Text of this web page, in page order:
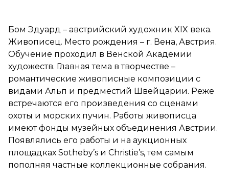
Бом Эдуард – австрийский художник XIX века.
Живописец. Место рождения – г. Вена, Австрия.
Обучение проходил в Венской Академии
художеств. Главная тема в творчестве –
романтические живописные композиции с
видами Альп и предместий Швейцарии. Реже
встречаются его произведения со сценами
охоты и морских пучин. Работы живописца
имеют фонды музейных объединения Австрии.
Появлялись его работы и на аукционных
площадках Sotheby’s и Сhristie’s, тем самым
пополняя частные коллекционные собрания.